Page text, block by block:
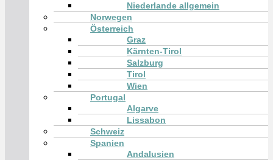
Niederlande allgemein
Norwegen
Österreich
Graz
Kärnten-Tirol
Salzburg
Tirol
Wien
Portugal
Algarve
Lissabon
Schweiz
Spanien
Andalusien